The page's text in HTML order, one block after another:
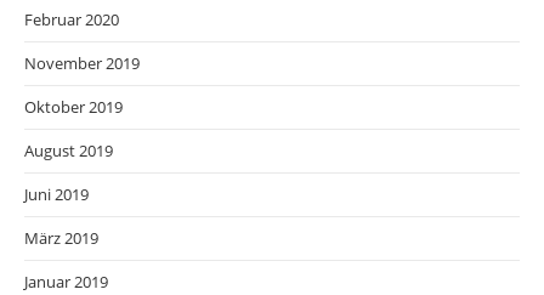
Februar 2020
November 2019
Oktober 2019
August 2019
Juni 2019
März 2019
Januar 2019